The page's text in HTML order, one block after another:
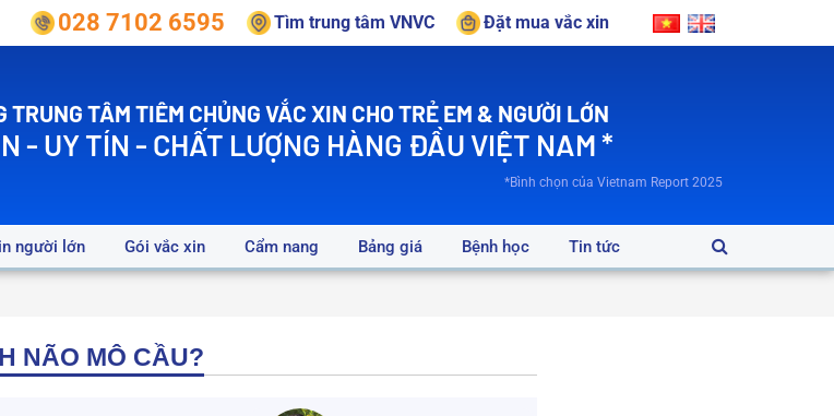
028 7102 6595 Tìm trung tâm VNVC Đặt mua vắc xin
TRUNG TÂM TIÊM CHỦNG VẮC XIN CHO TRẺ EM & NGƯỜI LỚN
- UY TÍN - CHẤT LƯỢNG HÀNG ĐẦU VIỆT NAM *
*Bình chọn của Vietnam Report 2025
người lớn Gói vắc xin Cẩm nang Bảng giá Bệnh học Tin tức
NÃO MÔ CẦU?